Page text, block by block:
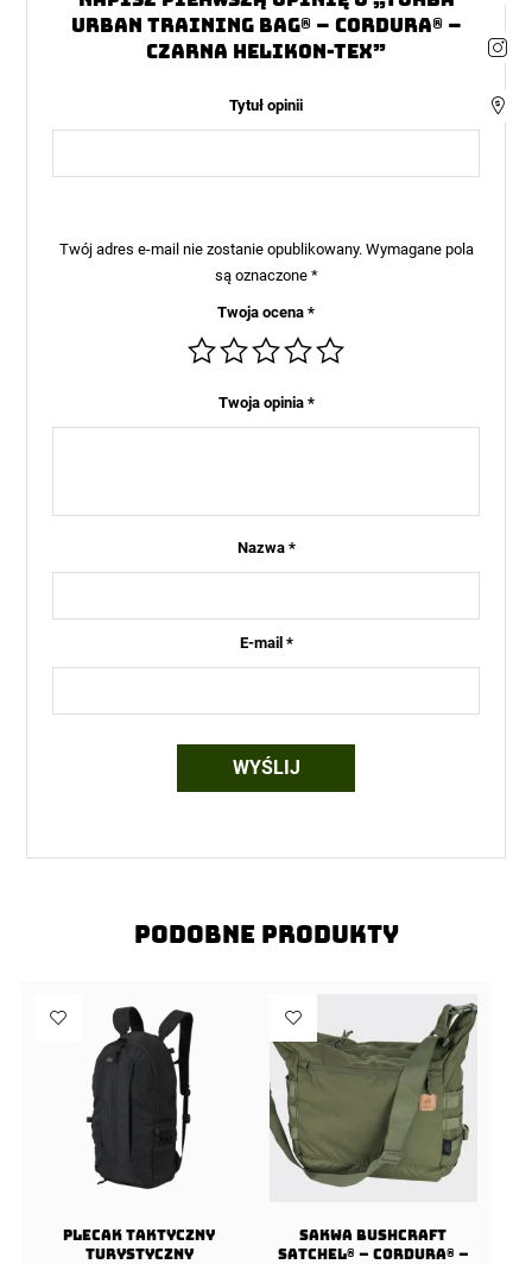
URBAN TRAINING BAG® – Cordura® –
Czarna Helikon-Tex”
Tytuł opinii
Twój adres e-mail nie zostanie opublikowany. Wymagane pola
są oznaczone *
Twoja ocena *
Twoja opinia *
Nazwa *
E-mail *
Podobne produkty
Plecak taktyczny
turystyczny
Sakwa BUSHCRAFT
SATCHEL® – Cordura® –